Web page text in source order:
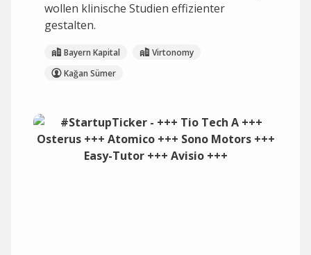
wollen klinische Studien effizienter
gestalten.
Bayern Kapital
Virtonomy
Kağan Sümer